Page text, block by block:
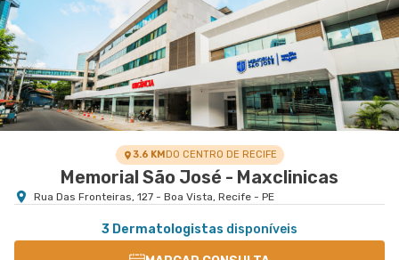
3.6 KMDO CENTRO DE RECIFE
Memorial São José - Maxclinicas
Rua Das Fronteiras, 127 - Boa Vista, Recife - PE
3 Dermatologistas disponíveis